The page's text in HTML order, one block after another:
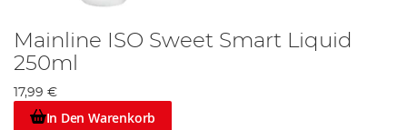
Mainline ISO Sweet Smart Liquid
250ml
17,99 €
In Den Warenkorb